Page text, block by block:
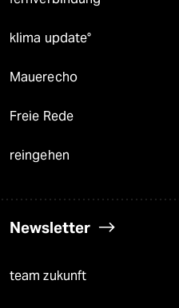
klima update°
Mauerecho
Freie Rede
reingehen
Newsletter
team zukunft